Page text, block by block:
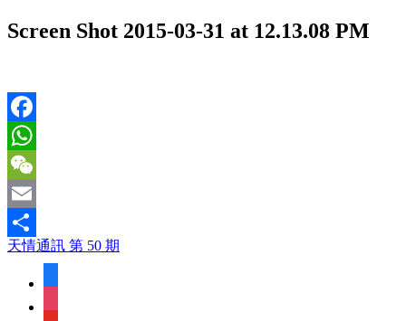
Screen Shot 2015-03-31 at 12.13.08 PM
Facebook
WhatsApp
WeChat
Email
Share
天情通訊 第 50 期